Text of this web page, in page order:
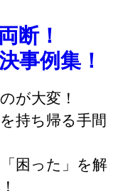
断！
事例集！
が大変！
持ち帰る手間
困った」を解